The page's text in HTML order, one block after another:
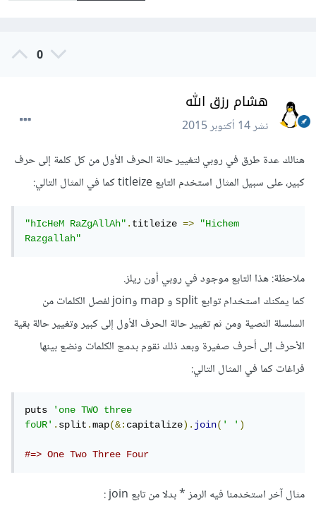
0
هشام رزق الله
نشر14 أكتوبر 2015
هنالك عدة طرق في روبي لتغيير حالة الحرف الأول من كل كلمة إلى حرف
كبير، على سبيل المثال استخدم التابع titleize كما في المثال التالي:
"hIcHeM RaZgAllAh".titleize =>
"Hichem
Razgallah"
ملاحظة: هذا التابع موجود في روبي أون ريلز.
كما يمكنك استخدام توابع split و map وjoin لفصل الكلمات من
السلسلة النصية ومن ثم تغيير حالة الحرف الأول إلى كبير وتغيير حالة بقية
الأحرف إلى أحرف صغيرة وبعد ذلك نقوم بدمج الكلمات ونضع بينها
فراغات كما في المثال التالي:
puts 'one TWO three
foUR'.split.map(&:capitalize).join(' ')
#=> One Two Three Four
مثال آخر استخدمنا فيه الرمز * بدلا من تابع join :